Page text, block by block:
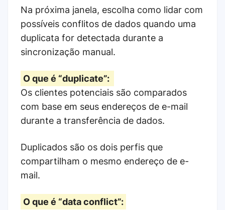
Na próxima janela, escolha como lidar com
possíveis conflitos de dados quando uma
duplicata for detectada durante a
sincronização manual.
O que é “duplicate”:
Os clientes potenciais são comparados
com base em seus endereços de e-mail
durante a transferência de dados.
Duplicados são os dois perfis que
compartilham o mesmo endereço de e-
mail.
O que é “data conflict”: